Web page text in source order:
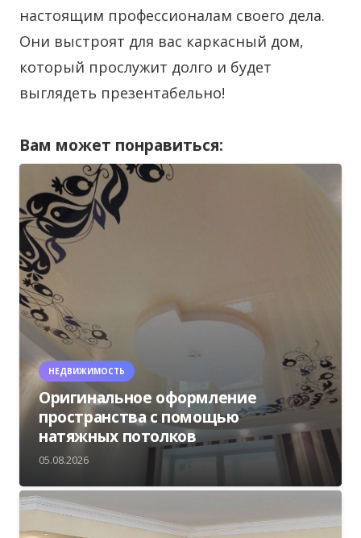
настоящим профессионалам своего дела.
Они выстроят для вас каркасный дом,
который прослужит долго и будет
выглядеть презентабельно!
Вам может понравиться:
НЕДВИЖИМОСТЬ
Оригинальное оформление
пространства с помощью
натяжных потолков
05.08.2026